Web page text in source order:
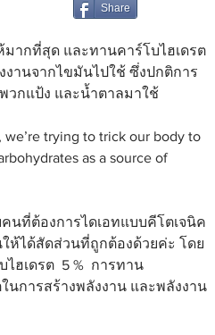
มากที่สุด และทานคาร์โบไฮเดรต
านจากไขมันไปใช้ ซึ่งปกติการ
วกแป้ง และน้ำตาลมาใช้
trying to trick our body to
as a source of
นที่ต้องการไดเอทแบบคีโตเจนิค
ห้ได้สัดส่วนที่ถูกต้องด้วยค่ะ โดย
ฮเดรต  5 %  การทาน
นการสร้างพลังงาน และพลังงาน
Share